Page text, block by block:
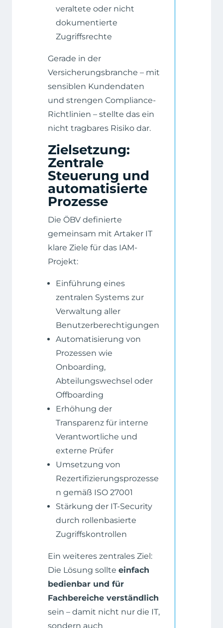
veraltete oder nicht
dokumentierte
Zugriffsrechte
Gerade in der
Versicherungsbranche – mit
sensiblen Kundendaten
und strengen Compliance-
Richtlinien – stellte das ein
nicht tragbares Risiko dar.
Zielsetzung:
Zentrale
Steuerung und
automatisierte
Prozesse
Die ÖBV definierte
gemeinsam mit Artaker IT
klare Ziele für das IAM-
Projekt:
Einführung eines
zentralen Systems zur
Verwaltung aller
Benutzerberechtigungen
Automatisierung von
Prozessen wie
Onboarding,
Abteilungswechsel oder
Offboarding
Erhöhung der
Transparenz für interne
Verantwortliche und
externe Prüfer
Umsetzung von
Rezertifizierungsprozesse
n gemäß ISO 27001
Stärkung der IT-Security
durch rollenbasierte
Zugriffskontrollen
Ein weiteres zentrales Ziel:
Die Lösung sollte einfach
bedienbar und für
Fachbereiche verständlich
sein – damit nicht nur die IT,
sondern auch